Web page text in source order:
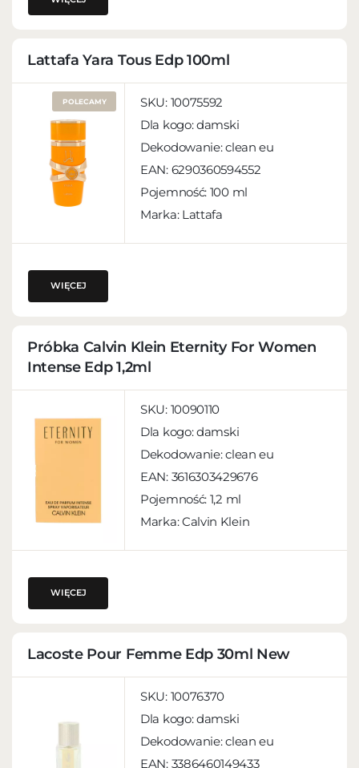
Lattafa Yara Tous Edp 100ml
POLECAMY SKU: 10075592
Dla kogo:damski
Dekodowanie:clean eu
EAN: 6290360594552
Pojemność: 100 ml
Marka: Lattafa
WIĘCEJ
Próbka Calvin Klein Eternity For Women
Intense Edp 1,2ml
SKU: 10090110
Dla kogo:damski
Dekodowanie:clean eu
EAN: 3616303429676
Pojemność: 1,2 ml
Marka: Calvin Klein
WIĘCEJ
Lacoste Pour Femme Edp 30ml New
SKU: 10076370
Dla kogo:damski
Dekodowanie:clean eu
EAN: 3386460149433